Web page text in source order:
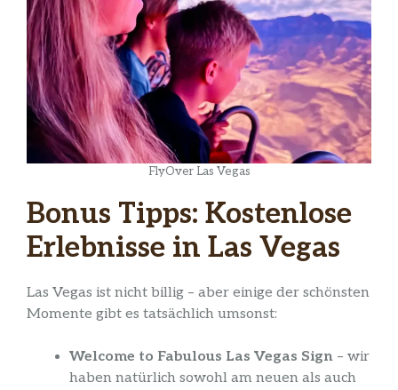
FlyOver Las Vegas
Bonus Tipps: Kostenlose
Erlebnisse in Las Vegas
Las Vegas ist nicht billig – aber einige der schönsten
Momente gibt es tatsächlich umsonst:
Welcome to Fabulous Las Vegas Sign – wir
haben natürlich sowohl am neuen als auch